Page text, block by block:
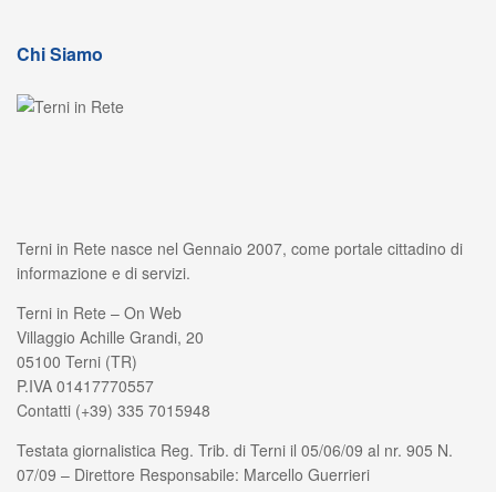
Chi Siamo
Terni in Rete nasce nel Gennaio 2007, come portale cittadino di
informazione e di servizi.
Terni in Rete – On Web
Villaggio Achille Grandi, 20
05100 Terni (TR)
P.IVA 01417770557
Contatti (+39) 335 7015948
Testata giornalistica Reg. Trib. di Terni il 05/06/09 al nr. 905 N.
07/09 – Direttore Responsabile: Marcello Guerrieri